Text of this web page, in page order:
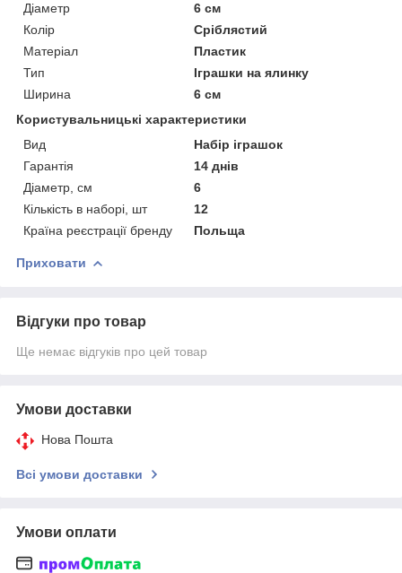
Діаметр
6 см
Колір
Сріблястий
Матеріал
Пластик
Тип
Іграшки на ялинку
Ширина
6 см
Користувальницькі характеристики
Вид
Набір іграшок
Гарантія
14 днів
Діаметр, см
6
Кількість в наборі, шт
12
Країна реєстрації бренду
Польща
Приховати
Відгуки про товар
Ще немає відгуків про цей товар
Умови доставки
Нова Пошта
Всі умови доставки
Умови оплати